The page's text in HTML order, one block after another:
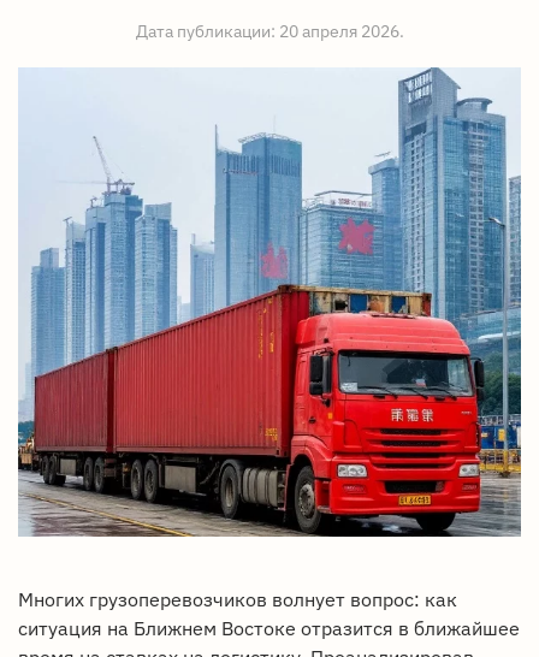
Дата публикации: 20 апреля 2026.
Многих грузоперевозчиков волнует вопрос: как
ситуация на Ближнем Востоке отразится в ближайшее